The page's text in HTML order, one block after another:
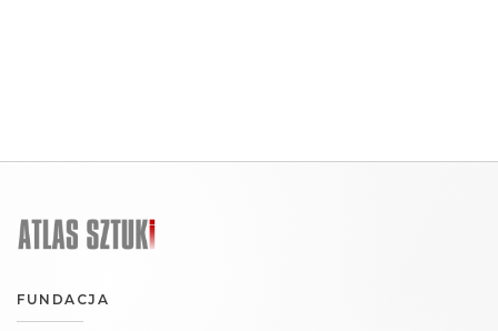
FUNDACJA